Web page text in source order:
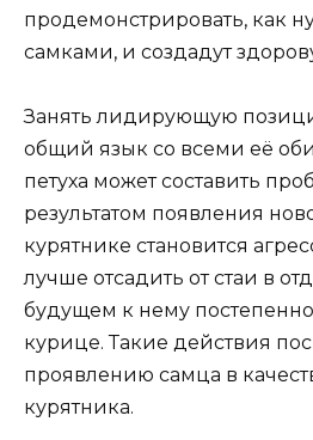
продемонстрировать, как
самками, и создадут
Занять лидирующую
общий язык со всеми её
петуха может составить
результатом появления
курятнике становится
лучше отсадить от стаи в
будущем к нему
курице. Такие действия
проявлению самца в
курятника.